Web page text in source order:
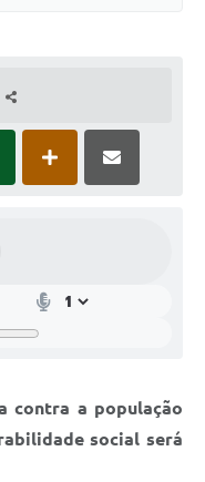
contra a população
social será